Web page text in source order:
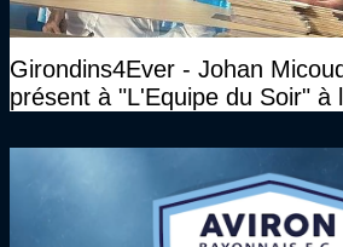
Girondins4Ever - Johan
présent à "L'Equipe du Soir" à